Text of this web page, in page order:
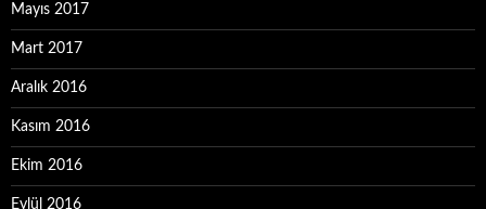
Mayıs 2017
Mart 2017
Aralık 2016
Kasım 2016
Ekim 2016
Eylül 2016